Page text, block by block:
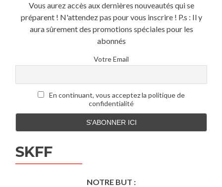
Vous aurez accès aux dernières nouveautés qui se
préparent ! N'attendez pas pour vous inscrire ! P.s : Il y
aura sûrement des promotions spéciales pour les
abonnés
Votre Email
En continuant, vous acceptez la politique de
confidentialité
SKFF
NOTRE BUT :